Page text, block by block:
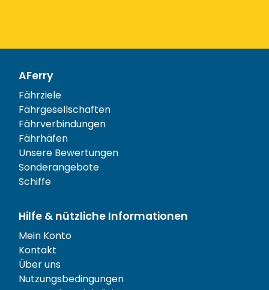
AFerry
Fährziele
Fährgesellschaften
Fährverbindungen
Fährhäfen
Unsere Bewertungen
Sonderangebote
Schiffe
Hilfe & nützliche Informationen
Mein Konto
Kontakt
Über uns
Nutzungsbedingungen